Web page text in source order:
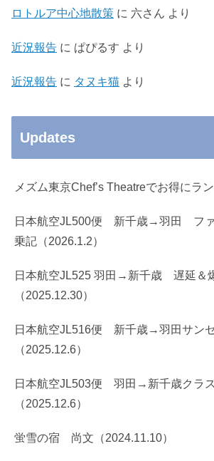
ロトルア中心地散策 に 六さん より
近況報告 に ぱぴるす より
近況報告 に タヌキ猫 より
Updates
メズム東京Chef’s Theatreでお得にラ
日本航空JL500便 新千歳→羽田 ファ
乗記（2026.1.2）
日本航空JL525 羽田→新千歳 遅延＆
（2025.12.30）
日本航空JL516便 新千歳→羽田サン
（2025.12.6）
日本航空JL503便 羽田→新千歳クラ
（2025.12.6）
蛍雪の宿 尚文（2024.11.10）